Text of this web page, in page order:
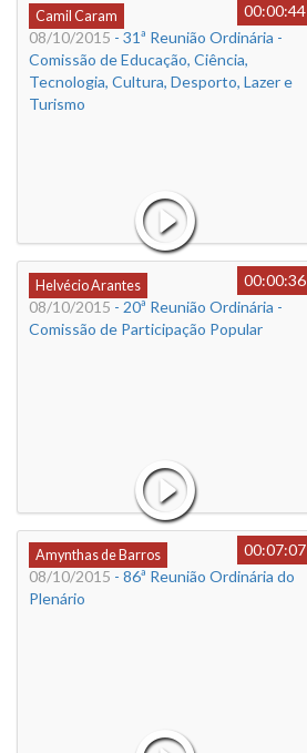
Camil Caram
00:00:44
08/10/2015 - 31ª Reunião Ordinária -
Comissão de Educação, Ciência,
Tecnologia, Cultura, Desporto, Lazer e
Turismo
Helvécio Arantes
00:00:36
08/10/2015 - 20ª Reunião Ordinária -
Comissão de Participação Popular
Amynthas de Barros
00:07:07
08/10/2015 - 86ª Reunião Ordinária do
Plenário